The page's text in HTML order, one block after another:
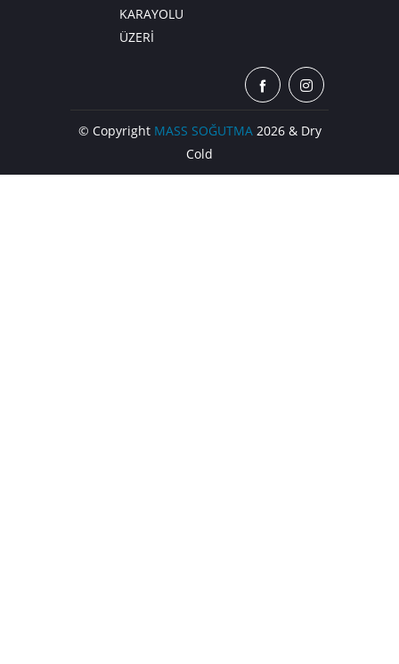
KARAYOLU
ÜZERİ
© CopyrightMASS SOĞUTMA2026 & Dry
Cold